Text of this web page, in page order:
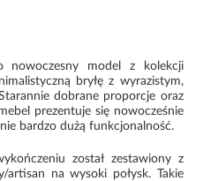
nowoczesny model z kolekcji
bryłę z wyrazistym,
dobrane proporcje oraz
prezentuje się nowocześnie
bardzo dużą funkcjonalność.
został zestawiony z
artisan na wysoki połysk. Takie